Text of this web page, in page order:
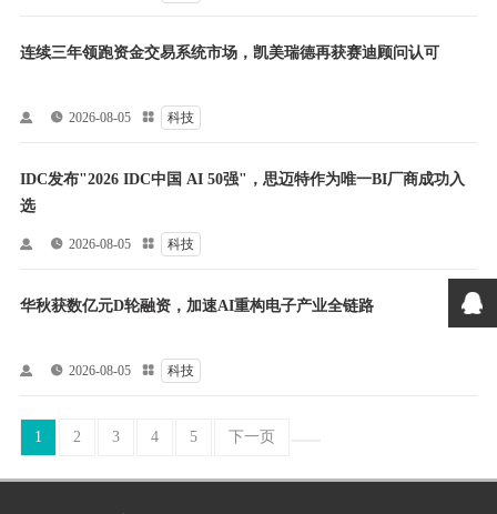
连续三年领跑资金交易系统市场，凯美瑞德再获赛迪顾问认可
  2026-08-05  科技
IDC发布"2026 IDC中国 AI 50强"，思迈特作为唯一BI厂商成功入
选
  2026-08-05  科技
华秋获数亿元D轮融资，加速AI重构电子产业全链路
  2026-08-05  科技
1 2 3 4 5 下一页